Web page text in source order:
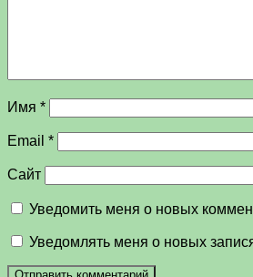
Имя *
Email *
Сайт
Уведомить меня о новых
Уведомлять меня о новых